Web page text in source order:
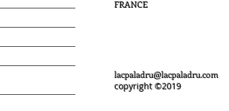
FRANCE
lacpaladru@lacpaladru.com
copyright ©️2019